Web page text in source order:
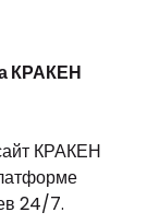
КРАКЕН
КРАКЕН
24/7.